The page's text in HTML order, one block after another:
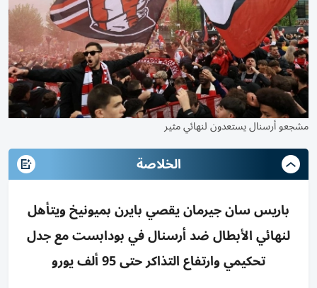
مشجعو أرسنال يستعدون لنهائي مثير
الخلاصة
باريس سان جيرمان يقصي بايرن بميونيخ ويتأهل
لنهائي الأبطال ضد أرسنال في بودابست مع جدل
تحكيمي وارتفاع التذاكر حتى 95 ألف يورو